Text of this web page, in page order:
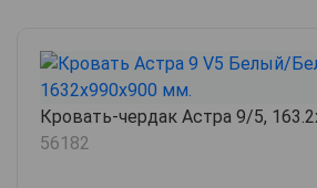
Кровать-чердак Астра 9/5,
56182